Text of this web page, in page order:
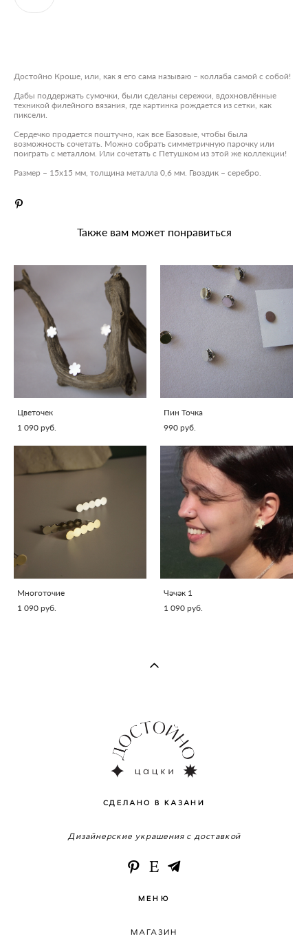
Достойно Кроше, или, как я его сама называю – коллаба самой с собой!
Дабы поддержать сумочки, были сделаны сережки, вдохновлённые
техникой филейного вязания, где картинка рождается из сетки, как
пиксели.
Сердечко продается поштучно, как все Базовые, чтобы была
возможность сочетать. Можно собрать симметричную парочку или
поиграть с металлом. Или сочетать с Петушком из этой же коллекции!
Размер – 15х15 мм, толщина металла 0,6 мм. Гвоздик – серебро.
Также вам может понравиться
Цветочек
1 090 pуб.
Пин Точка
990 pуб.
Многоточие
1 090 pуб.
Чәчәк 1
1 090 pуб.
СДЕЛАНО В КАЗАНИ
Дизайнерские украшения с доставкой
МЕНЮ
МАГАЗИН